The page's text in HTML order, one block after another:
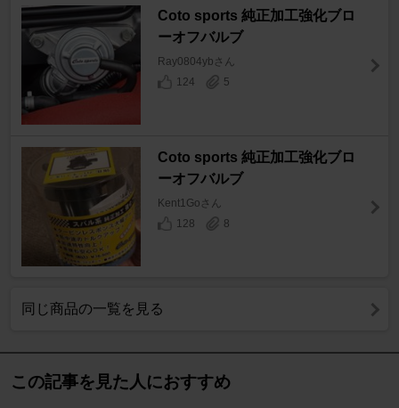
Coto sports 純正加工強化ブロ
ーオフバルブ
Ray0804ybさん
124
5
Coto sports 純正加工強化ブロ
ーオフバルブ
Kent1Goさん
128
8
同じ商品の一覧を見る
この記事を見た人におすすめ